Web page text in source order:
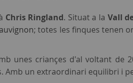
Chris Ringland. Situat a la Vall
; totes les finques tenen
unes criançes d'al voltant de
Amb un extraordinari equilibri i